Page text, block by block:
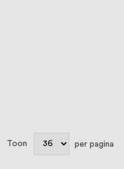
Toon per pagina